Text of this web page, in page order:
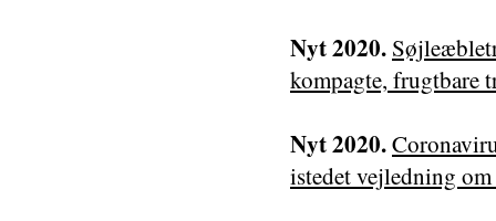
Nyt 2020.
kompagte, frugtbare
Nyt 2020.
istedet vejledning